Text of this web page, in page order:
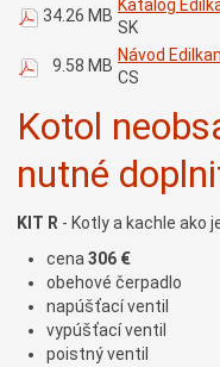
34.26 MB
Katalóg
SK
9.58 MB
Návod
CS
Kotol
nutné
KIT R - Kotly a kachle ako
cena306 €
obehové čerpadlo
napúšťací ventil
vypúšťací ventil
poistný ventil